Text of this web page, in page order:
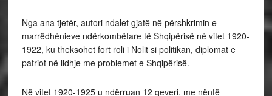
Nga ana tjetër, autori ndalet gjatë në përshkrimin e
marrëdhënieve ndërkombëtare të Shqipërisë në vitet 1920-
1922, ku theksohet fort roli i Nolit si politikan, diplomat e
patriot në lidhje me problemet e Shqipërisë.
Në vitet 1920-1925 u ndërruan 12 qeveri, me nëntë